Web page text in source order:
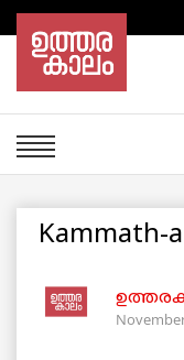
Kammath-